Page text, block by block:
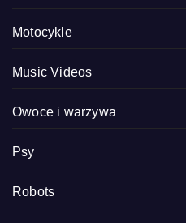
Motocykle
Music Videos
Owoce i warzywa
Psy
Robots